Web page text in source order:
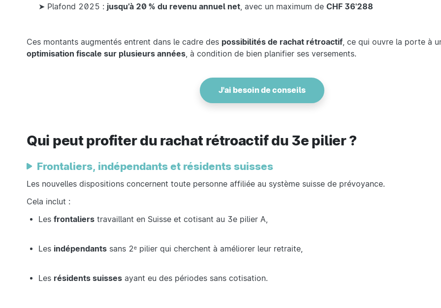
➤ Plafond 2025 : jusqu’à 20 % du revenu annuel net, avec un maximum de CHF 36'288
Ces montants augmentés entrent dans le cadre des possibilités de rachat rétroactif, ce qui ouvre la porte à
optimisation fiscale sur plusieurs années, à condition de bien planifier ses versements.
J'ai besoin de conseils
Qui peut profiter du rachat rétroactif du 3e pilier ?
Frontaliers, indépendants et résidents suisses
Les nouvelles dispositions concernent toute personne affiliée au système suisse de prévoyance.
Cela inclut :
Les frontaliers travaillant en Suisse et cotisant au 3e pilier A,
Les indépendants sans 2ᵉ pilier qui cherchent à améliorer leur retraite,
Les résidents suisses ayant eu des périodes sans cotisation.